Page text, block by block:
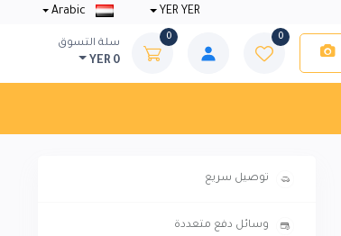
YER YER
0
0
سلة التسوق
YER 0
توصيل سريع
وسائل دفع متعددة